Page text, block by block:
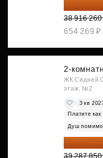
29 965
38 916
654 269 ₽
2-
ЖК Сидней
этаж, №2
3 кв
Платите как
Душ помимо
30 251
39 287